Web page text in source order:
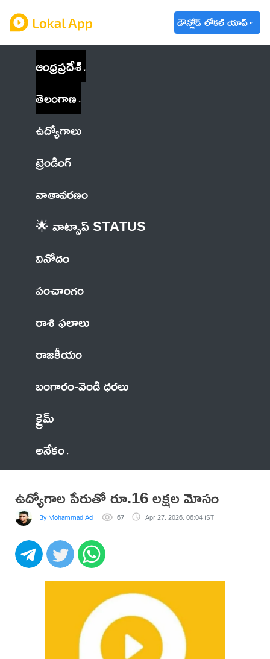
డౌన్లోడ్ లోకల్ యాప్
ఆంధ్రప్రదేశ్
తెలంగాణ
ఉద్యోగాలు
ట్రెండింగ్
వాతావరణం
🌟 వాట్సాప్ STATUS
వినోదం
పంచాంగం
రాశి ఫలాలు
రాజకీయం
బంగారం-వెండి ధరలు
క్రైమ్
అనేకం
ఉద్యోగాల పేరుతో రూ.16 లక్షల మోసం
By Mohammad Adil Anwar 67 Apr 27, 2026, 06:04 IST